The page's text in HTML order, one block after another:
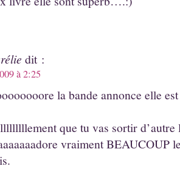
dit :
à 2:25
la bande annonce elle
que tu vas sortir
vraiment BEAUCOUP